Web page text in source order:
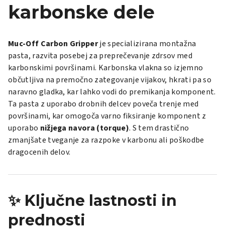
karbonske dele
Muc-Off Carbon Gripperje specializirana montažna
pasta, razvita posebej za preprečevanje zdrsov med
karbonskimi površinami. Karbonska vlakna so izjemno
občutljiva na premočno zategovanje vijakov, hkrati pa so
naravno gladka, kar lahko vodi do premikanja komponent.
Ta pasta z uporabo drobnih delcev poveča trenje med
površinami, kar omogoča varno fiksiranje komponent z
uporabo nižjega navora (torque). S tem drastično
zmanjšate tveganje za razpoke v karbonu ali poškodbe
dragocenih delov.
✨ Ključne lastnosti in
prednosti